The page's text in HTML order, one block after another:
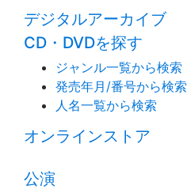
デジタルアーカイブ
CD・DVDを探す
ジャンル一覧から検索
発売年月/番号から検索
人名一覧から検索
オンラインストア
公演